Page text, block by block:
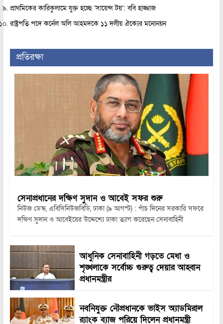
প্রাথমিকের কারিকুলামে যুক্ত হচ্ছে ‘সায়েন্স টয়’: ববি হাজ্জাজ
রাষ্ট্রপতি পদে কর্নেল অলি আহমদকে ১১ দলীয় ঐক্যের মনোনয়ন
প্রতিরক্ষা
সেনাপ্রধানের দক্ষিণ সুদান ও আবেই সফর শুরু
নিউজ ডেস্ক, এবিসিনিউজবিডি, ঢাকা (৯ আগস্ট) : পাঁচ দিনের সরকারি সফরে
দক্ষিণ সুদান ও আবেইয়ের উদ্দেশ্যে ঢাকা ত্যাগ করেছেন সেনাবাহিনী
আধুনিক সেনাবাহিনী গড়তে মেধা ও
শৃঙ্খলাকে সর্বোচ্চ গুরুত্ব দেয়ার আহ্বান
প্রধানমন্ত্রীর
নবনিযুক্ত নৌপ্রধানকে ভাইস অ্যাডমিরাল
র‍্যাংক ব্যাজ পরিয়ে দিলেন প্রধানমন্ত্রী